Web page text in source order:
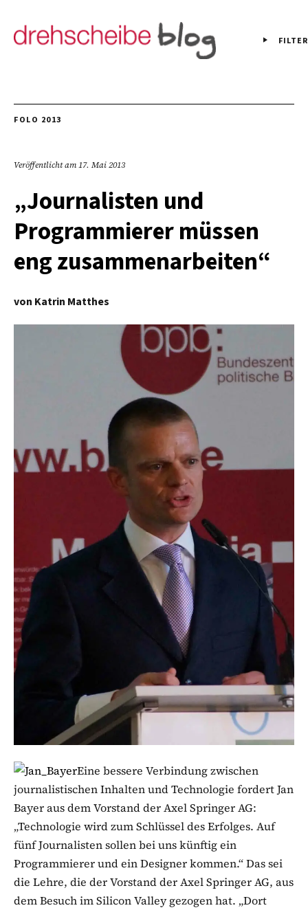
FILTER
FOLO 2013
Veröffentlicht am17. Mai 2013
„Journalisten und
Programmierer müssen
eng zusammenarbeiten“
von Katrin Matthes
Eine bessere Verbindung zwischen
journalistischen Inhalten und Technologie fordert Jan
Bayer aus dem Vorstand der Axel Springer AG:
„Technologie wird zum Schlüssel des Erfolges. Auf
fünf Journalisten sollen bei uns künftig ein
Programmierer und ein Designer kommen.“ Das sei
die Lehre, die der Vorstand der Axel Springer AG, aus
dem Besuch im Silicon Valley gezogen hat. „Dort